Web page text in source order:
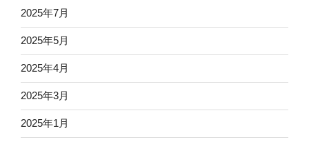
2025年7月
2025年5月
2025年4月
2025年3月
2025年1月